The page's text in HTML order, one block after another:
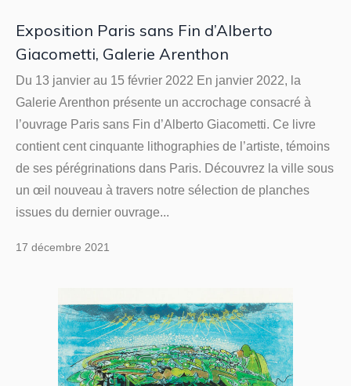
Exposition Paris sans Fin d’Alberto
Giacometti, Galerie Arenthon
Du 13 janvier au 15 février 2022 En janvier 2022, la
Galerie Arenthon présente un accrochage consacré à
l’ouvrage Paris sans Fin d’Alberto Giacometti. Ce livre
contient cent cinquante lithographies de l’artiste, témoins
de ses pérégrinations dans Paris. Découvrez la ville sous
un œil nouveau à travers notre sélection de planches
issues du dernier ouvrage...
17 décembre 2021